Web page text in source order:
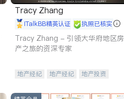
Tracy Zhang
iTalkBB精英认证 执照已核实
Tracy Zhang - 引领大华府地区房
产之旅的资深专家
地产经纪 地产经纪
地产投资